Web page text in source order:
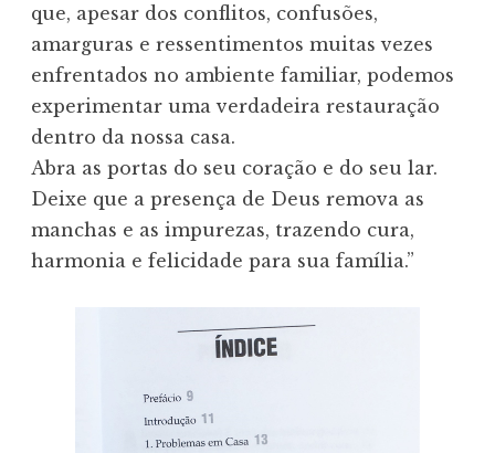
que, apesar dos conflitos, confusões,
amarguras e ressentimentos muitas vezes
enfrentados no ambiente familiar, podemos
experimentar uma verdadeira restauração
dentro da nossa casa.
Abra as portas do seu coração e do seu lar.
Deixe que a presença de Deus remova as
manchas e as impurezas, trazendo cura,
harmonia e felicidade para sua família.”